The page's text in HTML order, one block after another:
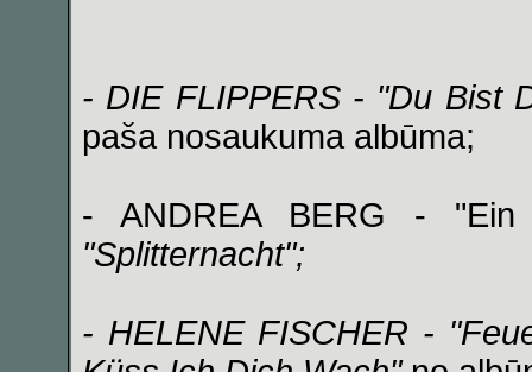
- DIE FLIPPERS - "Du Bist
paša nosaukuma albūma;
- ANDREA BERG - "Ein
"Splitternacht";
- HELENE FISCHER -